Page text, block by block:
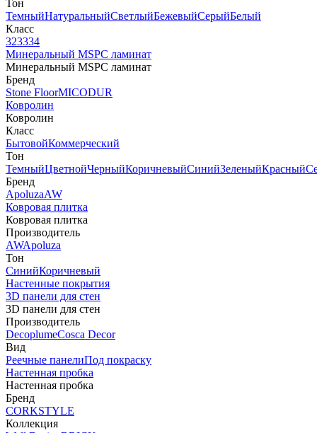
Тон
ТемныйНатуральныйСветлыйБежевыйСерыйБелый
Класс
323334
Минеральный MSPC ламинат
Минеральный MSPC ламинат
Бренд
Stone FloorMICODUR
Ковролин
Ковролин
Класс
БытовойКоммерческий
Тон
ТемныйЦветнойЧерныйКоричневыйСинийЗеленыйКрасный
Бренд
ApoluzaAW
Ковровая плитка
Ковровая плитка
Производитель
AWApoluza
Тон
СинийКоричневый
Настенные покрытия
3D панели для стен
3D панели для стен
Производитель
DecoplumeCosca Decor
Вид
Реечные панелиПод покраску
Настенная пробка
Настенная пробка
Бренд
CORKSTYLE
Коллекция